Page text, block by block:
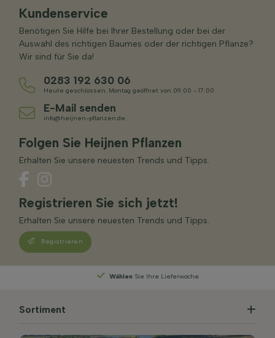
Kundenservice
Benötigen Sie Hilfe bei Ihrer Bestellung oder bei der
Auswahl des richtigen Baumes oder der richtigen Pflanze?
Wir sind für Sie da!
0283 192 630 06
Heute geschlossen. Montag geöffnet von 09:00 - 17:00
E-Mail senden
info@heijnen-pflanzen.de
Folgen Sie Heijnen Pflanzen
Erhalten Sie unsere neuesten Trends und Tipps.
Registrieren Sie sich jetzt!
Erhalten Sie unsere neuesten Trends und Tipps.
Registrieren
WählenSie Ihre Lieferwoche
Sortiment